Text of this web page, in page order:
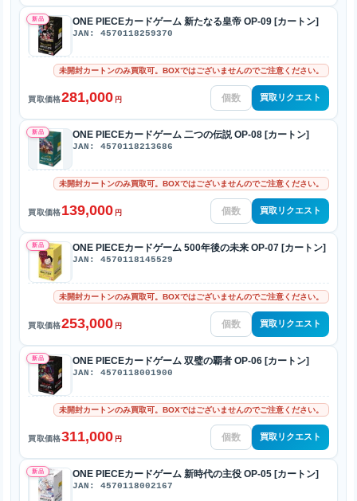
新品 ONE PIECEカードゲーム 新たなる皇帝 OP-09 [カートン]
JAN: 4570118259370
未開封カートンのみ買取可。BOXではございませんのでご注意ください。
買取価格281,000 円 買取リクエスト
新品 ONE PIECEカードゲーム 二つの伝説 OP-08 [カートン]
JAN: 4570118213686
未開封カートンのみ買取可。BOXではございませんのでご注意ください。
買取価格139,000 円 買取リクエスト
新品 ONE PIECEカードゲーム 500年後の未来 OP-07 [カートン]
JAN: 4570118145529
未開封カートンのみ買取可。BOXではございませんのでご注意ください。
買取価格253,000 円 買取リクエスト
新品 ONE PIECEカードゲーム 双璧の覇者 OP-06 [カートン]
JAN: 4570118001900
未開封カートンのみ買取可。BOXではございませんのでご注意ください。
買取価格311,000 円 買取リクエスト
新品 ONE PIECEカードゲーム 新時代の主役 OP-05 [カートン]
JAN: 4570118002167